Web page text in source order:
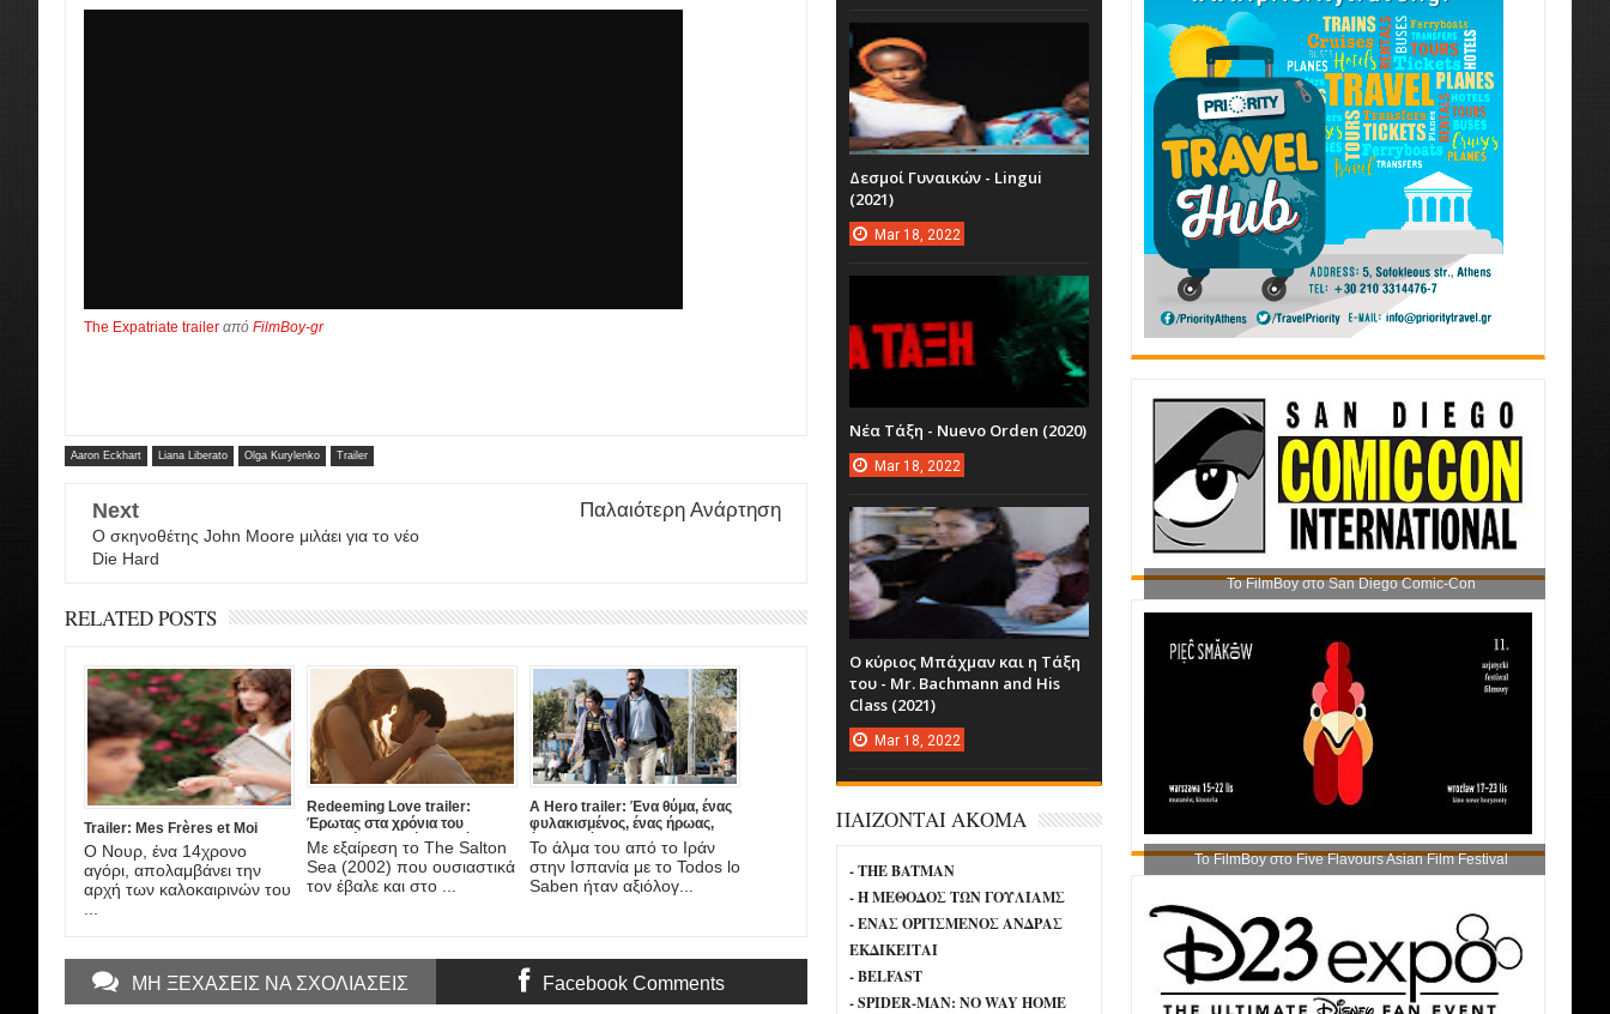
The Expatriate trailer από FilmBoy-gr
Aaron Eckhart Liana Liberato Olga Kurylenko Trailer
Next
Ο σκηνοθέτης John Moore μιλάει για το νέο
Die Hard
Παλαιότερη Ανάρτηση
RELATED POSTS
Trailer: Mes Frères et Moi
Ο Νουρ, ένα 14χρονο
αγόρι, απολαμβάνει την
αρχή των καλοκαιρινών του
Redeeming Love trailer:
Έρωτας στα χρόνια του
Χρυσού Πυρετού, στη νέα
ταινία του DJ Caruso
Με εξαίρεση το The Salton
Sea (2002) που ουσιαστικά
τον έβαλε και στο ...
A Hero trailer: Ένα θύμα, ένας
φυλακισμένος, ένας ήρωας,
ένας πατέρας. Έρχεται στο
Amazon η νέα ταινία του
Asghar Farhadi!
Το άλμα του από το Ιράν
στην Ισπανία με το Todos lo
Saben ήταν αξιόλογ...
ΜΗ ΞΕΧΑΣΕΙΣ ΝΑ ΣΧΟΛΙΑΣΕΙΣ Facebook Comments
Το FilmBoy στο San Diego Comic-Con
Το FilmBoy στο Five Flavours Asian Film Festival
Δεσμοί Γυναικών - Lingui
(2021)
Mar 18, 2022
Νέα Τάξη - Nuevo Orden (2020)
Mar 18, 2022
Ο κύριος Μπάχμαν και η Τάξη
του - Mr. Bachmann and His
Class (2021)
Mar 18, 2022
ΠΑΙΖΟΝΤΑΙ ΑΚΟΜΑ
- THE BATMAN
- Η ΜΕΘΟΔΟΣ ΤΩΝ ΓΟΥΛΙΑΜΣ
- ΕΝΑΣ ΟΡΓΙΣΜΕΝΟΣ ΑΝΔΡΑΣ
ΕΚΔΙΚΕΙΤΑΙ
- BELFAST
- SPIDER-MAN: NO WAY HOME